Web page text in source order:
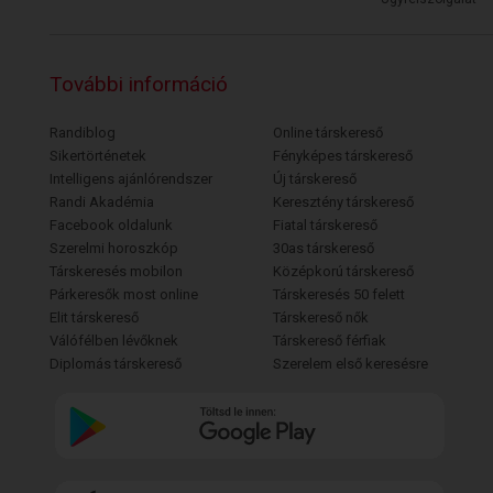
További információ
Randiblog
Sikertörténetek
Intelligens ajánlórendszer
Randi Akadémia
Facebook oldalunk
Szerelmi horoszkóp
Társkeresés mobilon
Párkeresők most online
Elit társkereső
Válófélben lévőknek
Diplomás társkereső
Online társkereső
Fényképes társkereső
Új társkereső
Keresztény társkereső
Fiatal társkereső
30as társkereső
Középkorú társkereső
Társkeresés 50 felett
Társkereső nők
Társkereső férfiak
Szerelem első keresésre